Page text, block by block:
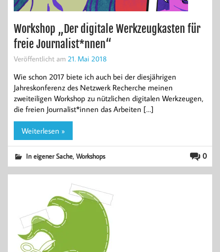
Workshop „Der digitale Werkzeugkasten für
freie Journalist*nnen“
Veröffentlicht am 21. Mai 2018
Wie schon 2017 biete ich auch bei der diesjährigen
Jahreskonferenz des Netzwerk Recherche meinen
zweiteiligen Workshop zu nützlichen digitalen Werkzeugen,
die freien Journalist*innen das Arbeiten […]
Weiterlesen »
0
In eigener Sache,Workshops